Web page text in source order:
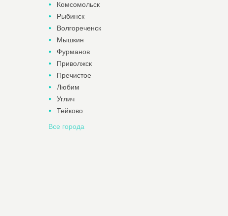
Комсомольск
Рыбинск
Волгореченск
Мышкин
Фурманов
Приволжск
Пречистое
Любим
Углич
Тейково
Все города